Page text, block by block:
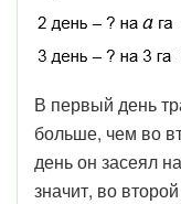
В первый день
больше, чем во
день он засеял на
значит, во